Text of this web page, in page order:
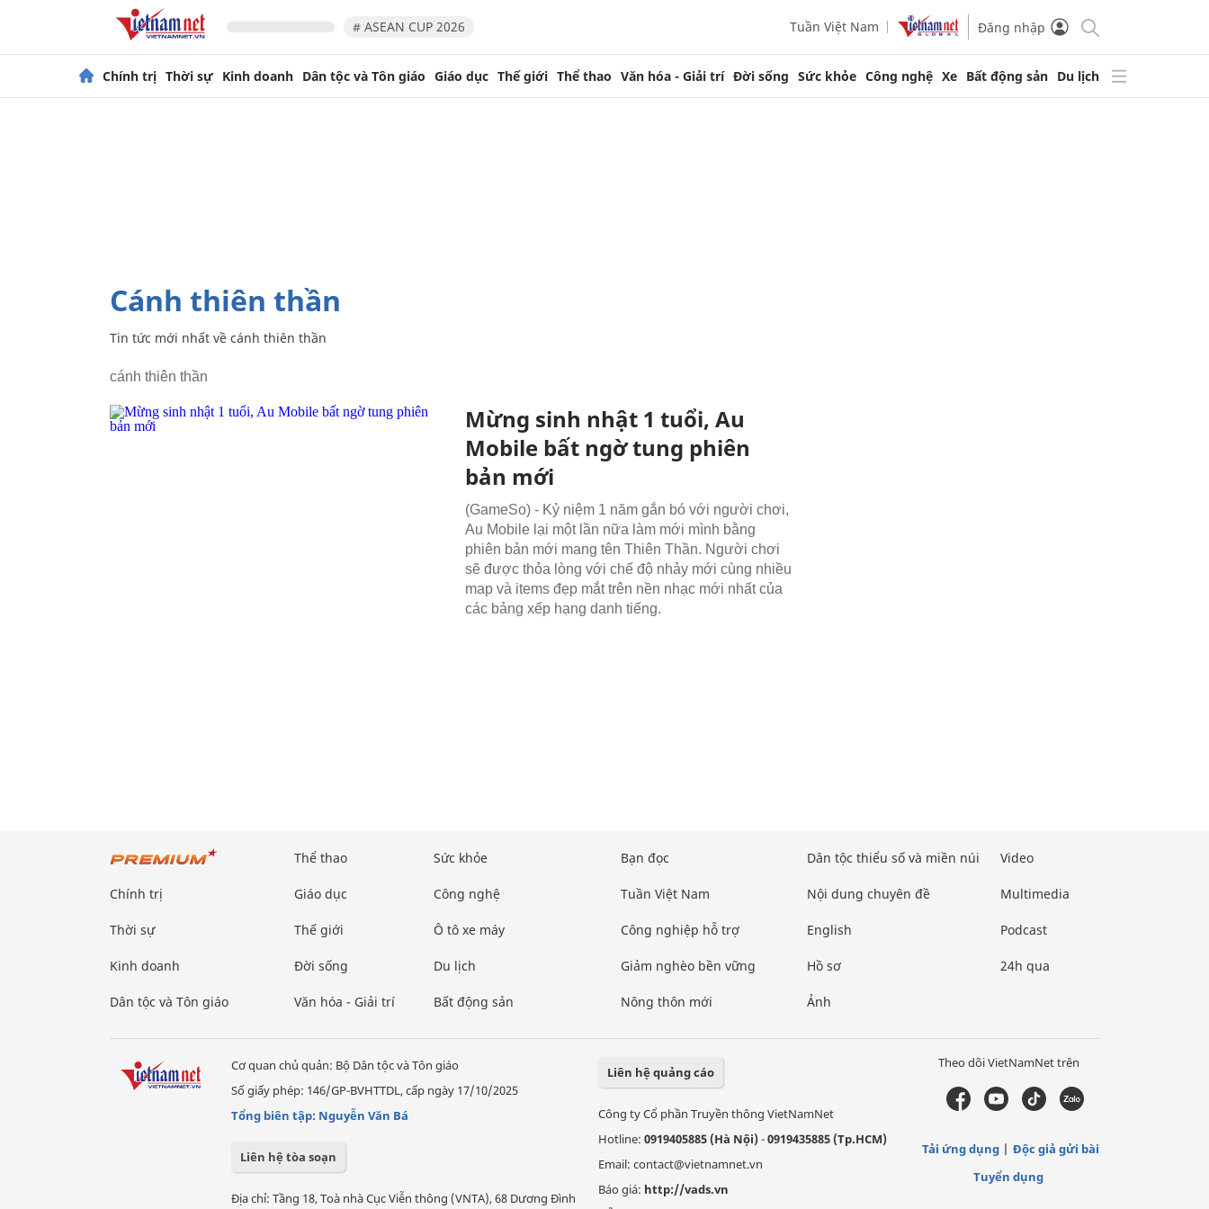
# ASEAN CUP 2026 Tuần Việt Nam Đăng nhập
Chính trị Thời sự Kinh doanh Dân tộc và Tôn giáo Giáo dục Thế giới Thể thao Văn hóa - Giải trí Đời sống Sức khỏe Công nghệ Xe Bất động sản Du lịch
cánh thiên thần
Tin tức mới nhất về cánh thiên thần
cánh thiên thần
Mừng sinh nhật 1 tuổi, Au
Mobile bất ngờ tung phiên
bản mới
(GameSo) - Kỷ niệm 1 năm gắn bó với người chơi,
Au Mobile lại một lần nữa làm mới mình bằng
phiên bản mới mang tên Thiên Thần. Người chơi
sẽ được thỏa lòng với chế độ nhảy mới cùng nhiều
map và items đẹp mắt trên nền nhạc mới nhất của
các bảng xếp hạng danh tiếng.
Chính trị
Thời sự
Kinh doanh
Dân tộc và Tôn giáo
Thể thao
Giáo dục
Thế giới
Đời sống
Văn hóa - Giải trí
Sức khỏe
Công nghệ
Ô tô xe máy
Du lịch
Bất động sản
Bạn đọc
Tuần Việt Nam
Công nghiệp hỗ trợ
Giảm nghèo bền vững
Nông thôn mới
Dân tộc thiểu số và miền núi
Nội dung chuyên đề
English
Hồ sơ
Ảnh
Video
Multimedia
Podcast
24h qua
Cơ quan chủ quản: Bộ Dân tộc và Tôn giáo
Số giấy phép: 146/GP-BVHTTDL, cấp ngày 17/10/2025
Tổng biên tập: Nguyễn Văn Bá
Liên hệ tòa soạn
Địa chỉ: Tầng 18, Toà nhà Cục Viễn thông (VNTA), 68 Dương Đình
Liên hệ quảng cáo
Công ty Cổ phần Truyền thông VietNamNet
Hotline: 0919405885 (Hà Nội)-0919435885 (Tp.HCM)
Email: contact@vietnamnet.vn
Báo giá: http://vads.vn
Theo dõi VietNamNet trên
Tải ứng dụng
Độc giả gửi bài
Tuyển dụng